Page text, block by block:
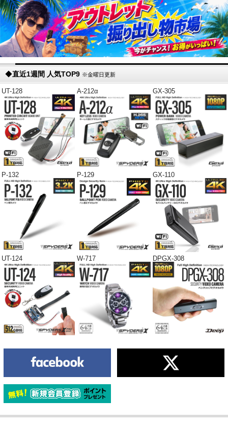
◆直近1週間 人気TOP9 ※金曜日更新
UT-128 A-212α GX-305
P-132 P-129 GX-110
UT-124 W-717 DPGX-308